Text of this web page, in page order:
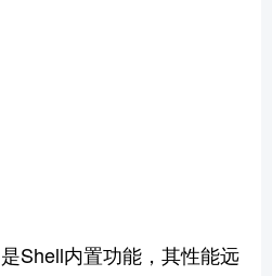
Shell内置功能，其性能远